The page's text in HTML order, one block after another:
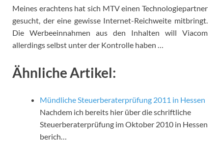
Meines erachtens hat sich MTV einen Technologiepartner
gesucht, der eine gewisse Internet-Reichweite mitbringt.
Die Werbeeinnahmen aus den Inhalten will Viacom
allerdings selbst unter der Kontrolle haben …
Ähnliche Artikel:
Mündliche Steuerberaterprüfung 2011 in Hessen
Nachdem ich bereits hier über die schriftliche
Steuerberaterprüfung im Oktober 2010 in Hessen
berich…